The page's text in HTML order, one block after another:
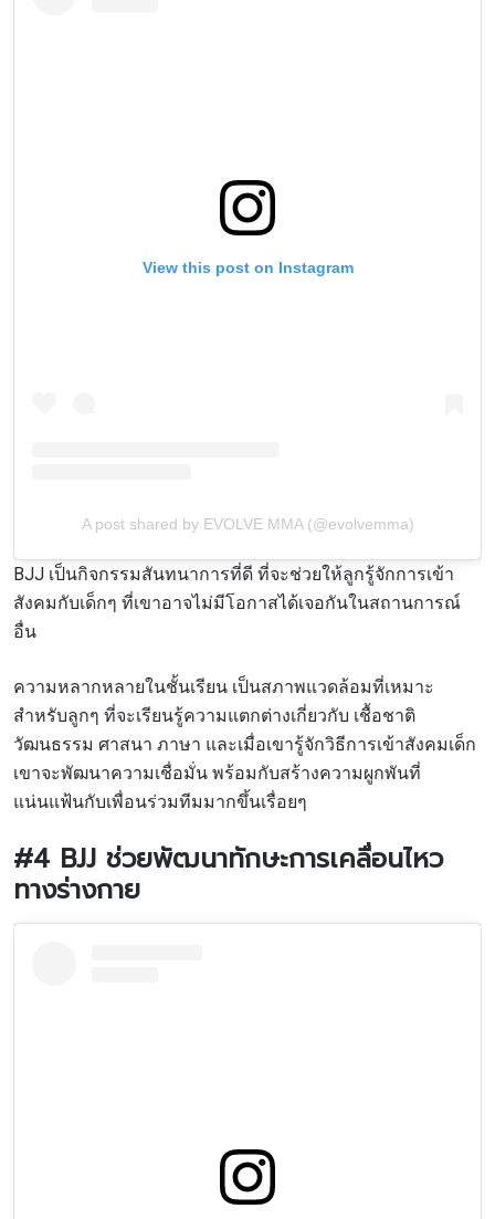
View this post on Instagram
A post shared by EVOLVE MMA (@evolvemma)
BJJ เป็นกิจกรรมสันทนาการที่ดี ที่จะช่วยให้ลูกรู้จักการเข้า
สังคมกับเด็กๆ ที่เขาอาจไม่มีโอกาสได้เจอกันในสถานการณ์
อื่น
ความหลากหลายในชั้นเรียน เป็นสภาพแวดล้อมที่เหมาะ
สำหรับลูกๆ ที่จะเรียนรู้ความแตกต่างเกี่ยวกับ เชื้อชาติ
วัฒนธรรม ศาสนา ภาษา และเมื่อเขารู้จักวิธีการเข้าสังคมเด็ก
เขาจะพัฒนาความเชื่อมั่น พร้อมกับสร้างความผูกพันที่
แน่นแฟ้นกับเพื่อนร่วมทีมมากขึ้นเรื่อยๆ
#4 BJJ ช่วยพัฒนาทักษะการเคลื่อนไหว
ทางร่างกาย